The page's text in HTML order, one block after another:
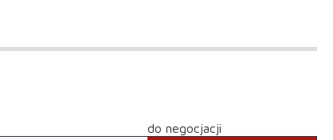
do negocjacji